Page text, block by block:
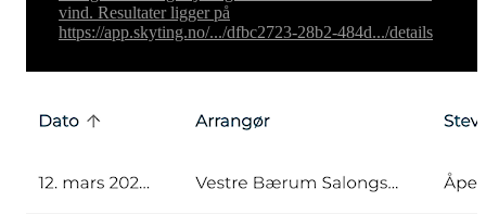
vind. Resultater ligger på
https://app.skyting.no/.../dfbc2723-28b2-484d.../details